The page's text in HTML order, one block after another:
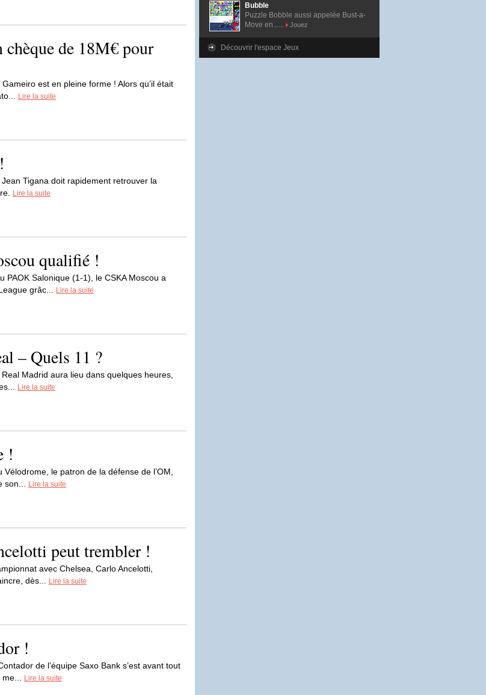
de 18M€ pour
est en pleine forme ! Alors qu’il était
Lire la suite
Tigana doit rapidement retrouver la
Lire la suite
qualifié !
Salonique (1-1), le CSKA Moscou a
grâc...
Lire la suite
– Quels 11 ?
Madrid aura lieu dans quelques heures,
Lire la suite
!
le patron de la défense de l’OM,
son...
Lire la suite
peut trembler !
avec Chelsea, Carlo Ancelotti,
dès...
Lire la suite
!
de l’équipe Saxo Bank s’est avant tout
Lire la suite
Bubble
Puzzle Bobble aussi appelée Bust-a-
Move en......
Jouez
Découvrir l'espace Jeux